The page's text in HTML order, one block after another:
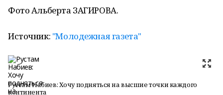
Фото Альберта ЗАГИРОВА.
Источник: "Молодежная газета"
Рустам Набиев: Хочу подняться на высшие точки каждого
континента